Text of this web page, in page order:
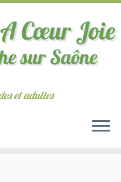
et adultes